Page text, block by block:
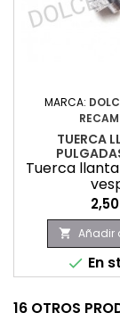
MARCA:
TUERCA
Tuerca
 Añadir
 En
16 OTROS